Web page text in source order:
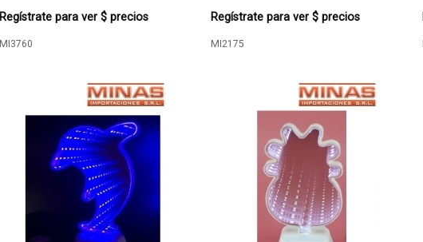
Regístrate para ver $ precios
MI3760
Regístrate para ver $ precios
MI2175